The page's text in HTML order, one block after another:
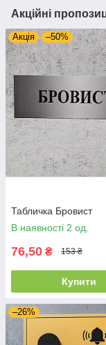
Акційні
Акція –50%
Табличка Бровист
В наявності 2 од.
76,50 ₴ 153 ₴
Купити
–26%